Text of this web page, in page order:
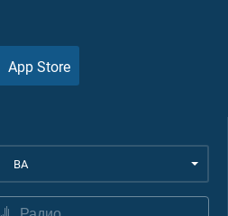
App Store
BA